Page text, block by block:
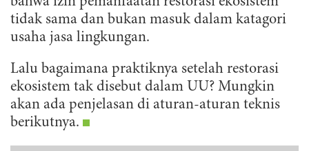
tidak sama dan bukan masuk dalam katagori
usaha jasa lingkungan.
Lalu bagaimana praktiknya setelah restorasi
ekosistem tak disebut dalam UU? Mungkin
akan ada penjelasan di aturan-aturan teknis
berikutnya.